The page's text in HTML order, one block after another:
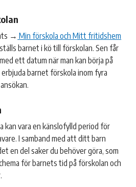
→ Min förskola och Mitt fritidshem
barnet i kö till förskolan. Sen får
ett datum när man kan börja på
barnet förskola inom fyra
kan vara en känslofylld period för
I samband med att ditt barn
en del saker du behöver göra, som
för barnets tid på förskolan och